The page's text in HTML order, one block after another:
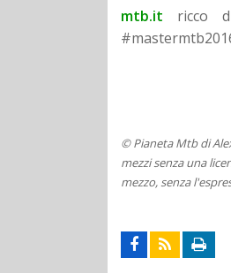
mtb.it ricco
© Pianeta Mtb di
mezzi senza una
mezzo, senza